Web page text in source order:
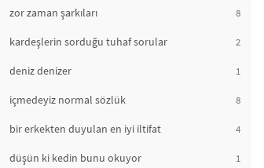
zor zaman şarkıları 8
kardeşlerin sorduğu tuhaf sorular 2
deniz denizer 1
içmedeyiz normal sözlük 8
bir erkekten duyulan en iyi iltifat 4
düşün ki kedin bunu okuyor 1